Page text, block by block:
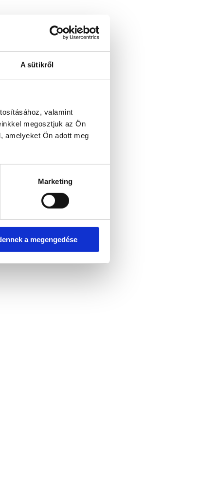
A sütikről
valamint
megosztjuk az Ön
amelyeket Ön adott meg
Marketing
a megengedése